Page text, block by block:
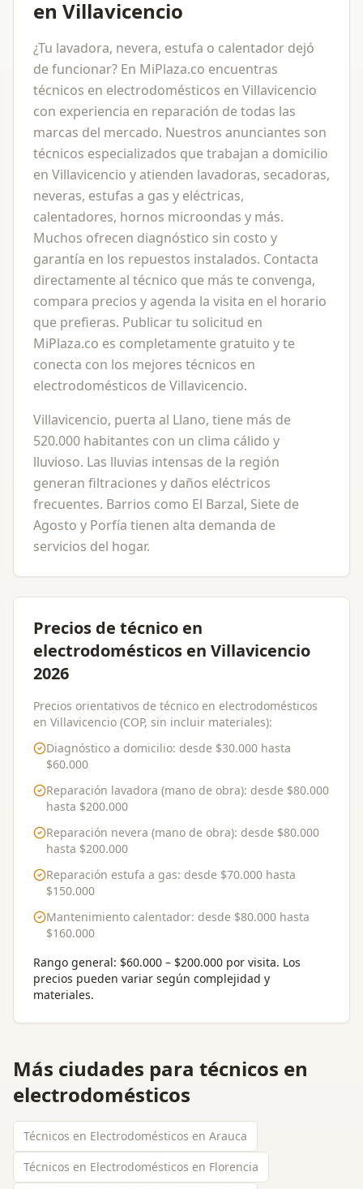
en Villavicencio
¿Tu lavadora, nevera, estufa o calentador dejó
de funcionar? En MiPlaza.co encuentras
técnicos en electrodomésticos en Villavicencio
con experiencia en reparación de todas las
marcas del mercado. Nuestros anunciantes son
técnicos especializados que trabajan a domicilio
en Villavicencio y atienden lavadoras, secadoras,
neveras, estufas a gas y eléctricas,
calentadores, hornos microondas y más.
Muchos ofrecen diagnóstico sin costo y
garantía en los repuestos instalados. Contacta
directamente al técnico que más te convenga,
compara precios y agenda la visita en el horario
que prefieras. Publicar tu solicitud en
MiPlaza.co es completamente gratuito y te
conecta con los mejores técnicos en
electrodomésticos de Villavicencio.
Villavicencio, puerta al Llano, tiene más de
520.000 habitantes con un clima cálido y
lluvioso. Las lluvias intensas de la región
generan filtraciones y daños eléctricos
frecuentes. Barrios como El Barzal, Siete de
Agosto y Porfía tienen alta demanda de
servicios del hogar.
Precios de técnico en
electrodomésticos en Villavicencio
2026
Precios orientativos de técnico en electrodomésticos
en Villavicencio (COP, sin incluir materiales):
Diagnóstico a domicilio: desde $30.000 hasta
$60.000
Reparación lavadora (mano de obra): desde $80.000
hasta $200.000
Reparación nevera (mano de obra): desde $80.000
hasta $200.000
Reparación estufa a gas: desde $70.000 hasta
$150.000
Mantenimiento calentador: desde $80.000 hasta
$160.000
Rango general: $60.000 – $200.000 por visita. Los
precios pueden variar según complejidad y
materiales.
Más ciudades para técnicos en
electrodomésticos
Técnicos en Electrodomésticos en Arauca
Técnicos en Electrodomésticos en Florencia